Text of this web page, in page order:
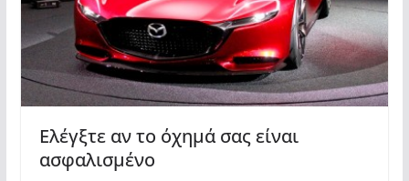
Ελέγξτε αν το όχημά σας είναι
ασφαλισμένο